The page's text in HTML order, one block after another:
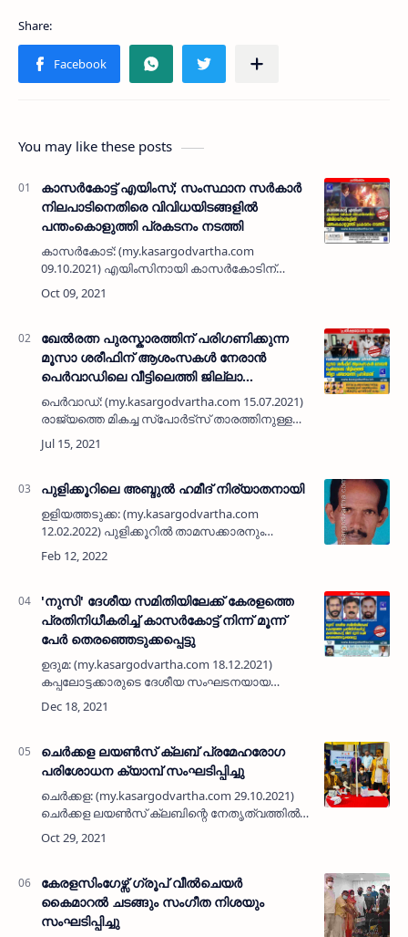
You may like these posts
കാസർകോട്ട് എയിംസ്; സംസ്ഥാന സർകാർ
നിലപാടിനെതിരെ വിവിധയിടങ്ങളിൽ
പന്തംകൊളുത്തി പ്രകടനം നടത്തി
കാസർകോട്: (my.kasargodvartha.com
09.10.2021) എയിംസിനായി കാസർകോടിന്
പ്രഥമ പരിഗണനയില്ലെന്ന മുഖ്യമന്ത്രിയുടെ
വിശദീകരണത്തിനെതിരെ പ്രതിഷേധം. എയിംസ്
നേതൃത്വത…
ഖേൽരത്ന പുരസ്കാരത്തിന് പരിഗണിക്കുന്ന
മൂസാ ശരീഫിന് ആശംസകൾ നേരാൻ
പെര്‍വാഡിലെ വീട്ടിലെത്തി ജില്ലാ
പഞ്ചായത്ത് പ്രസിഡണ്ട്
പെർവാഡ്: (my.kasargodvartha.com 15.07.2021)
രാജ്യത്തെ മികച്ച സ്പോർട്സ് താരത്തിനുള്ള
രാജീവ് ഗാന്ധി ഖേൽരത്ന പുരസ്കാരത്തിന്
പരിഗണിക്കുന്ന മോടോർ സ്പോർട്സിലൂടെ
പുളിക്കൂറിലെ അബ്ദുൽ ഹമീദ് നിര്യാതനായി
ഉളിയത്തടുക്ക: (my.kasargodvartha.com
12.02.2022) പുളിക്കൂറിൽ താമസക്കാരനും
നെല്ലിക്കുന്ന് സ്വദേശിയുമായ അബ്ദുൽ ഹമീദ്
(68) നിര്യാതനായി. …
'നുസി' ദേശീയ സമിതിയിലേക്ക് കേരളത്തെ
പ്രതിനിധീകരിച്ച് കാസർകോട്ട് നിന്ന് മൂന്ന്
പേർ തെരഞ്ഞെടുക്കപ്പെട്ടു
ഉദുമ: (my.kasargodvartha.com 18.12.2021)
കപ്പലോട്ടക്കാരുടെ ദേശീയ സംഘടനയായ
നുസിയിലേക്ക് കേരളത്തെ പ്രതിനിധീകരിച്ച്
വിവിധ കമിറ്റികളിലായി മെർചന്റ് നേവി
ചെർക്കള ലയൺസ് ക്ലബ് പ്രമേഹരോഗ
പരിശോധന ക്യാമ്പ് സംഘടിപ്പിച്ചു
ചെർക്കള: (my.kasargodvartha.com 29.10.2021)
ചെർക്കള ലയൺസ് ക്ലബിന്റെ നേതൃത്വത്തിൽ
സൗജന്യ പ്രമേഹരോഗ പരിശോധന ക്യാമ്പ്
സംഘടിപ്പിച്ചു. അഡ്വ. വിനോദ് കുമാർ
കേരളസിംഗേഴ്സ് ഗ്രൂപ് വീൽചെയർ
കൈമാറൽ ചടങ്ങും സംഗീത നിശയും
സംഘടിപ്പിച്ചു